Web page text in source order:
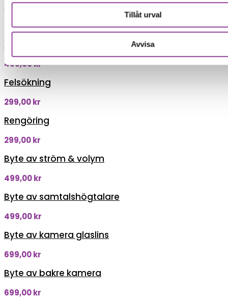
Tillåt urval
Avvisa
Data Recovery
599,00kr
Vattenskadebehandling
499,00kr
Felsökning
299,00kr
Rengöring
299,00kr
Byte av ström & volym
499,00kr
Byte av samtalshögtalare
499,00kr
Byte av kamera glaslins
699,00kr
Byte av bakre kamera
699,00kr